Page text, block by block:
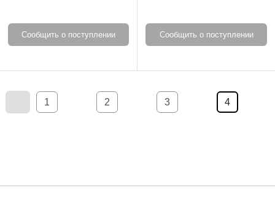
Сообщить о поступлении Сообщить о поступлении
1 2 3 4